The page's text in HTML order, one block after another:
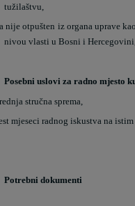
tužilaštvu,
nije otpušten iz organa uprave
nivou vlasti u Bosni i
Posebni uslovi za radno mjesto
stručna sprema,
mjeseci radnog iskustva na
Potrebni dokumenti